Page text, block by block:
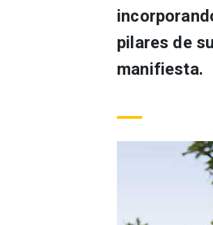
pilares de
manifiesta.